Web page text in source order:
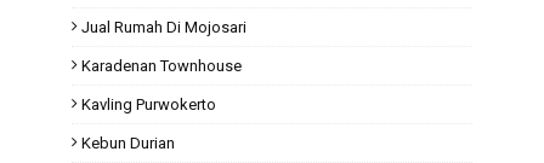
Jual Rumah Di Mojosari
Karadenan Townhouse
Kavling Purwokerto
Kebun Durian